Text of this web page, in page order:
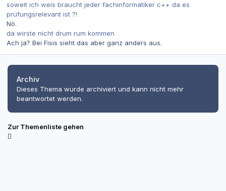
soweit ich weis braucht jeder fachinformatiker c++ da es
prüfungsrelevant ist ?!
Nö.
da wirste nicht drum rum kommen
Ach ja? Bei Fisis sieht das aber ganz anders aus.
Archiv
Dieses Thema wurde archiviert und kann nicht mehr
beantwortet werden.
Zur Themenliste gehen